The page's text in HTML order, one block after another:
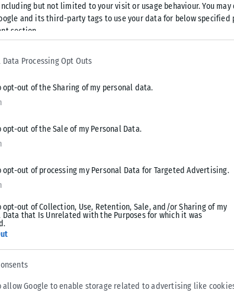
but not limited to your visit or usage behaviour. You
and its third-party tags to use your data for below specified
section.
Data Processing Opt Outs
opt-out of the Sharing of my personal data.
opt-out of the Sale of my Personal Data.
opt-out of processing my Personal Data for Targeted Advertising.
opt-out of Collection, Use, Retention, Sale, and/or Sharing of my
Data that Is Unrelated with the Purposes for which it was
allow Google to enable storage related to advertising like
περιοχές που επλήγησαν από τις πρόσφατες πυρκαγιές, με
αρμόδιες αρχές...